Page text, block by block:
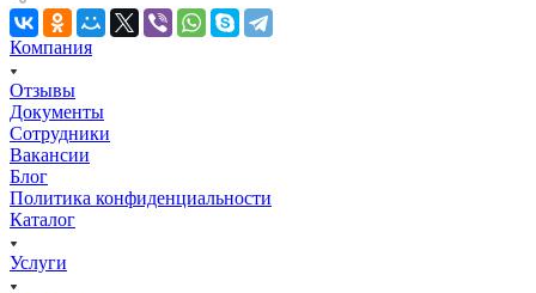
Компания
Отзывы
Документы
Сотрудники
Вакансии
Блог
Политика конфиденциальности
Каталог
Услуги